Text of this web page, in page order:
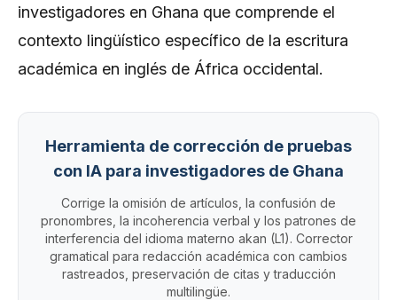
investigadores en Ghana que comprende el
contexto lingüístico específico de la escritura
académica en inglés de África occidental.
Herramienta de corrección de pruebas
con IA para investigadores de Ghana
Corrige la omisión de artículos, la confusión de
pronombres, la incoherencia verbal y los patrones de
interferencia del idioma materno akan (L1). Corrector
gramatical para redacción académica con cambios
rastreados, preservación de citas y traducción
multilingüe.